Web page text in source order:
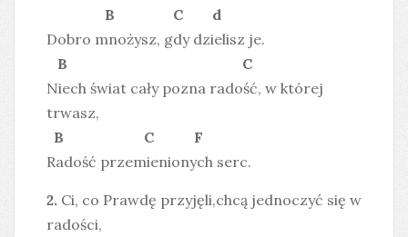
B C d
Dobro mnożysz, gdy dzielisz je.
B C
Niech świat cały pozna radość, w której
trwasz,
B C F
Radość przemienionych serc.
2. Ci, co Prawdę przyjęli,chcą jednoczyć się w
radości,